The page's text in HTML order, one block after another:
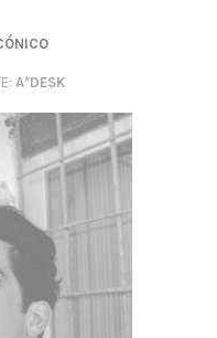
: A*DESK